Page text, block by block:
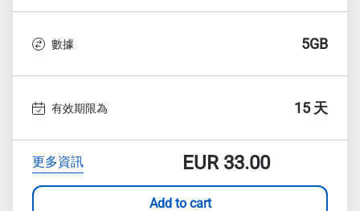
數據 5GB
有效期限為 15 天
更多資訊 EUR33.00
Add to cart